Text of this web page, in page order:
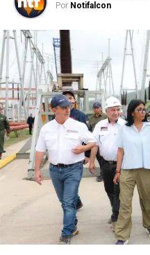
Por Notifalcon